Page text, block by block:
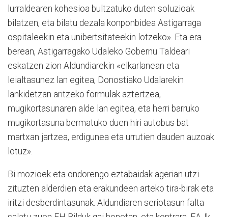
lurraldearen kohesioa bultzatuko duten soluzioak
bilatzen, eta bilatu dezala konponbidea Astigarraga
ospitaleekin eta unibertsitateekin lotzeko». Eta era
berean, Astigarragako Udaleko Gobernu Taldeari
eskatzen zion Aldundiarekin «elkarlanean eta
leialtasunez lan egitea, Donostiako Udalarekin
lankidetzan aritzeko formulak aztertzea,
mugikortasunaren alde lan egitea, eta herri barruko
mugikortasuna bermatuko duen hiri autobus bat
martxan jartzea, erdigunea eta urrutien dauden auzoak
lotuz».
Bi mozioek eta ondorengo eztabaidak agerian utzi
zituzten alderdien eta erakundeen arteko tira-birak eta
iritzi desberdintasunak. Aldundiaren se­rio­tasun falta